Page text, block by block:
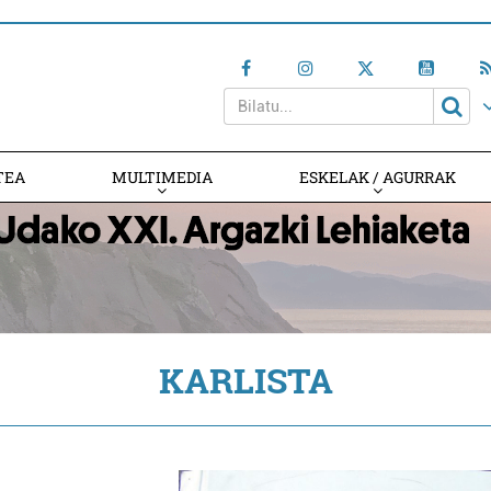
MULTIMEDIA ESKELAK / AGURRAK
KARLISTA